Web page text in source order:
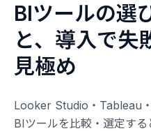
BIツールの選
と、導入で失
見極め
Looker Studio・Tableau
BIツールを比較・選定す